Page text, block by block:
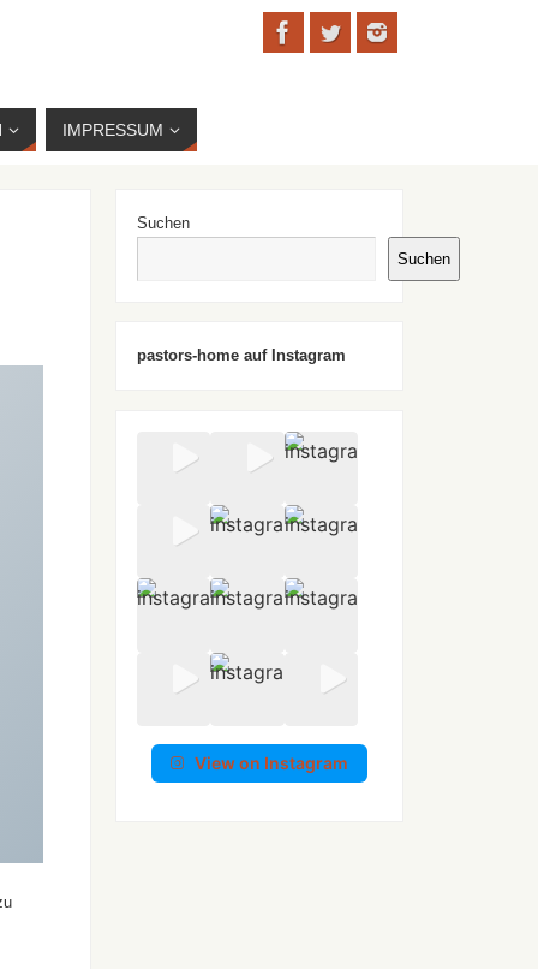
IMPRESSUM
Suchen
Suchen
pastors-home auf Instagram
View on Instagram